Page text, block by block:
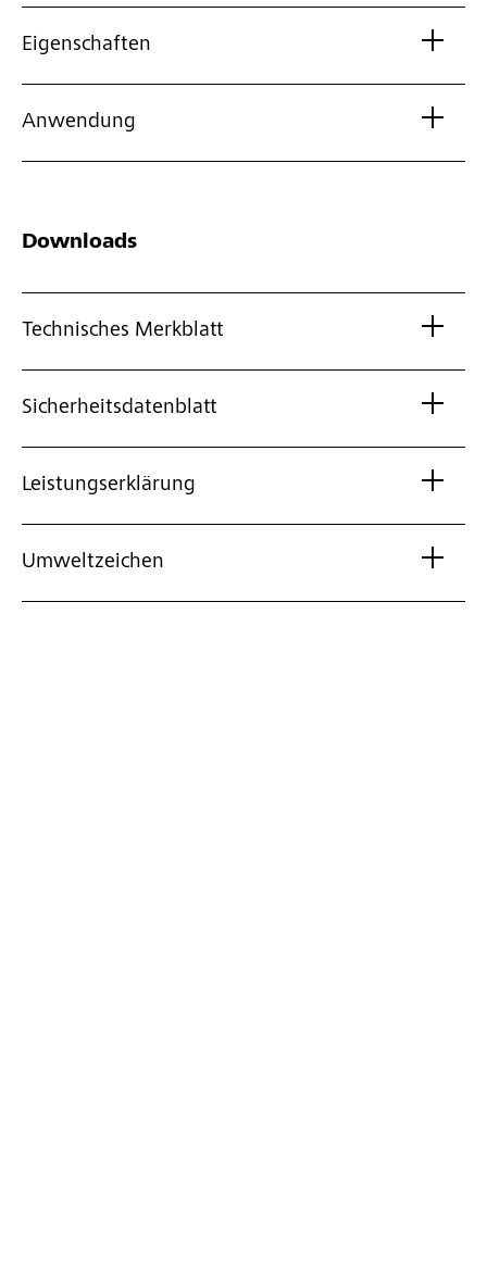
Eigenschaften
Anwendung
Downloads
Technisches Merkblatt
Sicherheitsdatenblatt
Leistungserklärung
Umweltzeichen